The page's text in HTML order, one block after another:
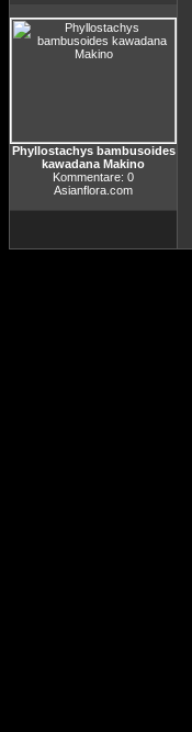
Phyllostachys bambusoides
kawadana Makino
Kommentare: 0
Asianflora.com